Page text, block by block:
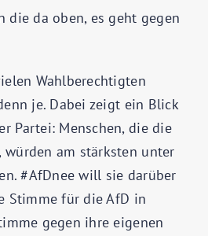
die da oben, es geht gegen
Wahlberechtigten
je. Dabei zeigt ein Blick
Partei: Menschen, die die
am stärksten unter
#AfDnee will sie darüber
Stimme für die AfD in
gegen ihre eigenen